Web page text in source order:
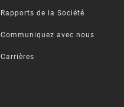
Rapports de la Société
Communiquez avec nous
Carrières